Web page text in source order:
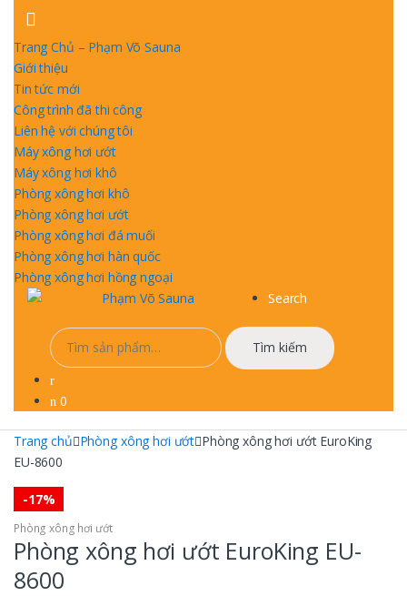
navigation
content
Trang Chủ – Phạm Võ Sauna
Giới thiệu
Tin tức mới
Công trình đã thi công
Liên hệ với chúng tôi
Máy xông hơi ướt
Máy xông hơi khô
Phòng xông hơi khô
Phòng xông hơi ướt
Phòng xông hơi đá muối
Phòng xông hơi hàn quốc
Phòng xông hơi hồng ngoại
Search
Tìm
kiếm:
Tìm kiếm
0
Trang chủ Phòng xông hơi ướt Phòng xông hơi ướt EuroKing
EU-8600
-17%
Phòng xông hơi ướt
Phòng xông hơi ướt EuroKing EU-
8600